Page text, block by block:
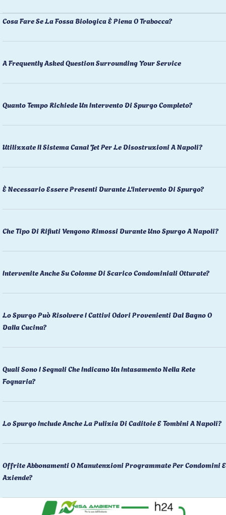
Cosa Fare Se La Fossa Biologica È Piena O Trabocca?
A Frequently Asked Question Surrounding Your Service
Quanto Tempo Richiede Un Intervento Di Spurgo Completo?
Utilizzate Il Sistema Canal Jet Per Le Disostruzioni A Napoli?
È Necessario Essere Presenti Durante L'intervento Di Spurgo?
Che Tipo Di Rifiuti Vengono Rimossi Durante Uno Spurgo A Napoli?
Intervenite Anche Su Colonne Di Scarico Condominiali Otturate?
Lo Spurgo Può Risolvere I Cattivi Odori Provenienti Dal Bagno O
Dalla Cucina?
Quali Sono I Segnali Che Indicano Un Intasamento Nella Rete
Fognaria?
Lo Spurgo Include Anche La Pulizia Di Caditoie E Tombini A Napoli?
Offrite Abbonamenti O Manutenzioni Programmate Per Condomini E
Aziende?